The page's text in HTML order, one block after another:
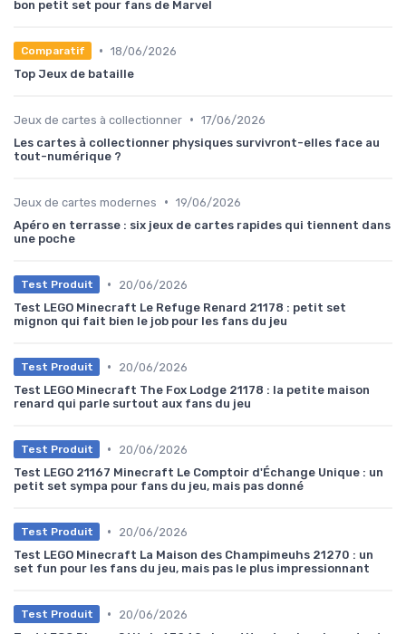
bon petit set pour fans de Marvel
Comparatif • 18/06/2026
Top Jeux de bataille
Jeux de cartes à collectionner • 17/06/2026
Les cartes à collectionner physiques survivront-elles face au
tout-numérique ?
Jeux de cartes modernes • 19/06/2026
Apéro en terrasse : six jeux de cartes rapides qui tiennent dans
une poche
Test Produit •
20/06/2026
Test LEGO Minecraft Le Refuge Renard 21178 : petit set
mignon qui fait bien le job pour les fans du jeu
Test Produit •
20/06/2026
Test LEGO Minecraft The Fox Lodge 21178 : la petite maison
renard qui parle surtout aux fans du jeu
Test Produit •
20/06/2026
Test LEGO 21167 Minecraft Le Comptoir d'Échange Unique : un
petit set sympa pour fans du jeu, mais pas donné
Test Produit •
20/06/2026
Test LEGO Minecraft La Maison des Champimeuhs 21270 : un
set fun pour les fans du jeu, mais pas le plus impressionnant
Test Produit •
20/06/2026